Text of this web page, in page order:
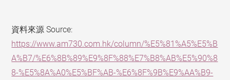
資料來源 Source:
https://www.am730.com.hk/column/%E5%81%A5%E5%B
A%B7/%E6%8B%89%E9%8F%88%E7%B8%AB%E5%90%8
8-%E5%8A%A0%E5%BF%AB-%E6%8F%9B%E9%AA%B9-